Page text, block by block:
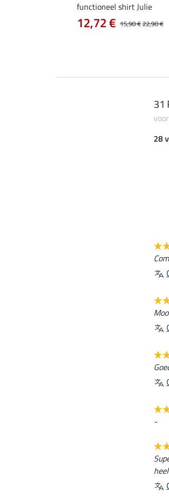
functioneel shirt Julie
15,90 €22,90 €
12,72 €
31
28
-